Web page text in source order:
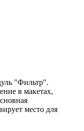
"Фильтр".
в макетах,
место для